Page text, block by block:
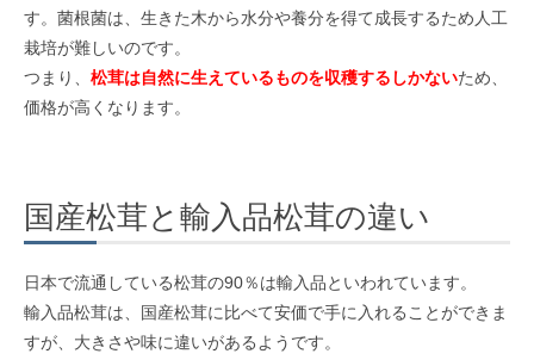
す。菌根菌は、生きた木から水分や養分を得て成長するため人工
栽培が難しいのです。
つまり、 松茸は自然に生えているものを収穫するしかないため、
価格が高くなります。
国産松茸と輸入品松茸の違い
日本で流通している松茸の90％は輸入品といわれています。
輸入品松茸は、国産松茸に比べて安価で手に入れることができま
すが、大きさや味に違いがあるようです。